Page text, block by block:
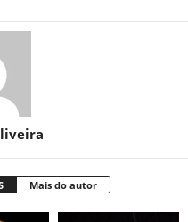
Mais do autor